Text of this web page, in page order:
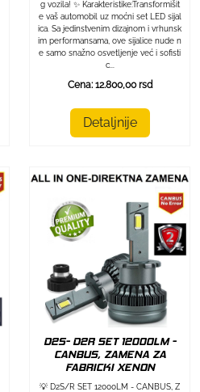
g vozila! ✨ Karakteristike:Transformišit
e vaš automobil uz moćni set LED sijal
ica. Sa jedinstvenim dizajnom i vrhunsk
im performansama, ove sijalice nude n
e samo snažno osvetljenje već i sofisti
c...
Cena: 12.800,00 rsd
Detaljnije
D2S- D2R SET 12000LM -
CANBUS, ZAMENA ZA
FABRICKI XENON
💡 D2S/R SET 12000LM - CANBUS, Z